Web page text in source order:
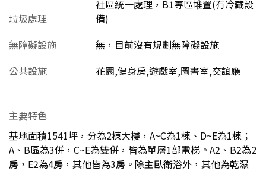
垃圾處理
社區統一處理，B1專區堆置(有冷藏設
備)
無障礙設施
無，目前沒有規劃無障礙設施
公共設施
花園,健身房,遊戲室,圖書室,交誼廳
主要特色
基地面積1541坪，分為2棟大樓，A~C為1棟、D~E為1棟；
A、B區為3併，C~E為雙併，皆為單層1部電梯。A2、B2為2
房，E2為4房，其他皆為3房。除主臥衛浴外，其他為乾濕